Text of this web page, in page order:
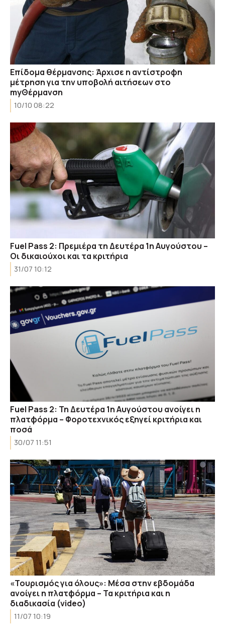
Επίδομα θέρμανσης: Άρχισε η αντίστροφη
μέτρηση για την υποβολή αιτήσεων στο
myΘέρμανση
10/10 08:22
Fuel Pass 2: Πρεμιέρα τη Δευτέρα 1η Αυγούστου –
Οι δικαιούχοι και τα κριτήρια
31/07 10:12
Fuel Pass 2: Τη Δευτέρα 1η Αυγούστου ανοίγει η
πλατφόρμα – Φοροτεχνικός εξηγεί κριτήρια και
ποσά
30/07 11:51
«Τουρισμός για όλους»: Μέσα στην εβδομάδα
ανοίγει η πλατφόρμα – Τα κριτήρια και η
διαδικασία (video)
11/07 10:19